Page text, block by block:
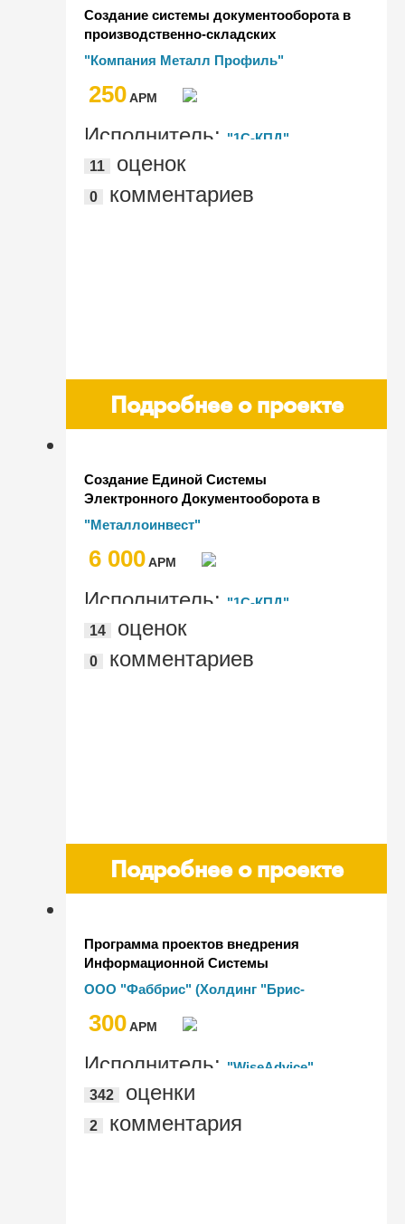
Создание системы документооборота в
производственно-складских
подразделениях "Компании Металл
"Компания Металл Профиль"
250AРМ
Исполнитель: "1С-КПД"
11
оценок
0 комментариев
Подробнее о проекте
Создание Единой Системы
Электронного Документооборота в
холдинге "Металлоинвест" на 6000
"Металлоинвест"
6 000AРМ
Исполнитель: "1С-КПД"
14
оценок
0 комментариев
Подробнее о проекте
Программа проектов внедрения
Информационной Системы
Управленческого Учета на базе
"1С:ERP", "1С:Документооборот КОРП",
"1С:Бухгалтерия КОРП" для Холдинга
ООО "Фаббрис" (Холдинг "Брис-
300AРМ
Исполнитель: "WiseAdvice"
342
оценки
2 комментария